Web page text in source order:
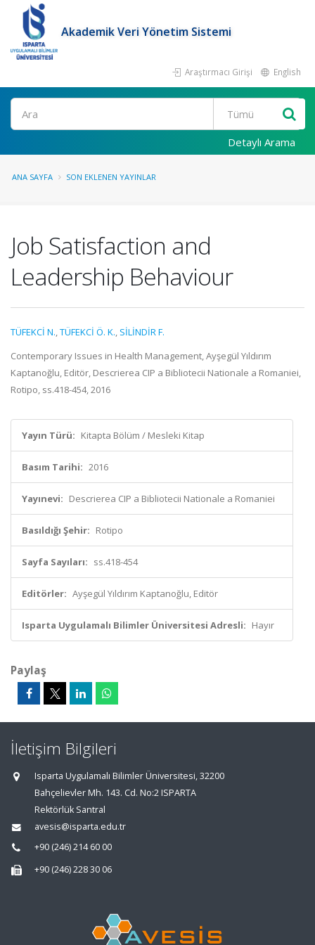
Akademik Veri Yönetim Sistemi
Araştırmacı Girişi English
Ara
Detaylı Arama
ANA SAYFA SON EKLENEN YAYINLAR
Job Satisfaction and
Leadership Behaviour
TÜFEKCİ N.,TÜFEKCİ Ö. K., SİLİNDİR F.
Contemporary Issues in Health Management, Ayşegül Yıldırım
Kaptanoğlu, Editör, Descrierea CIP a Bibliotecii Nationale a Romaniei,
Rotipo, ss.418-454, 2016
Yayın Türü: Kitapta Bölüm / Mesleki Kitap
Basım Tarihi: 2016
Yayınevi: Descrierea CIP a Bibliotecii Nationale a Romaniei
Basıldığı Şehir: Rotipo
Sayfa Sayıları: ss.418-454
Editörler: Ayşegül Yıldırım Kaptanoğlu, Editör
Isparta Uygulamalı Bilimler Üniversitesi Adresli: Hayır
Paylaş
İletişim Bilgileri
Isparta Uygulamalı Bilimler Üniversitesi, 32200
Bahçelievler Mh. 143. Cd. No:2 ISPARTA
Rektörlük Santral
avesis@isparta.edu.tr
+90 (246) 214 60 00
+90 (246) 228 30 06